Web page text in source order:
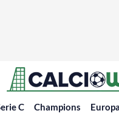
C Champions